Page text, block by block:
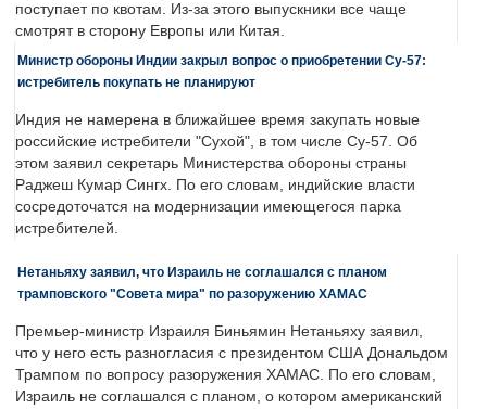
поступает по квотам. Из-за этого выпускники все чаще
смотрят в сторону Европы или Китая.
Министр обороны Индии закрыл вопрос о приобретении Су-57:
истребитель покупать не планируют
Индия не намерена в ближайшее время закупать новые
российские истребители "Сухой", в том числе Су-57. Об
этом заявил секретарь Министерства обороны страны
Раджеш Кумар Сингх. По его словам, индийские власти
сосредоточатся на модернизации имеющегося парка
истребителей.
Нетаньяху заявил, что Израиль не соглашался с планом
трамповского "Совета мира" по разоружению ХАМАС
Премьер-министр Израиля Биньямин Нетаньяху заявил,
что у него есть разногласия с президентом США Дональдом
Трампом по вопросу разоружения ХАМАС. По его словам,
Израиль не соглашался с планом, о котором американский